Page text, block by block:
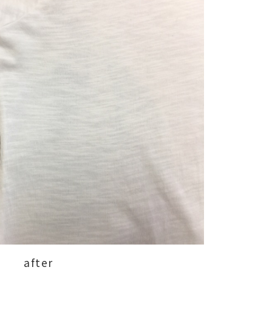
after